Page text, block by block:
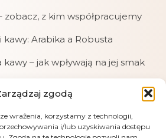
zgodą
wrażenia, korzystamy z technologii,
i/lub uzyskiwania dostępu
zobacz, z kim współpracujemy
kawy: Arabika a Robusta
– jak wpływają na jej smak
klientom w doborze kaw